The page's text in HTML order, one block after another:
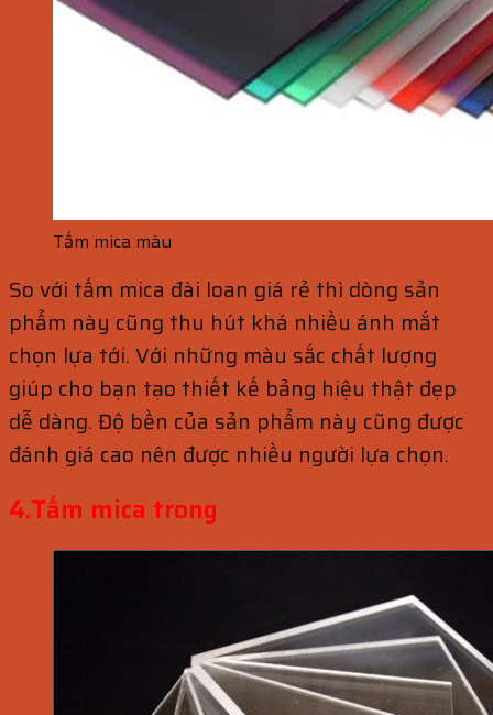
Tấm mica màu
So với tấm mica đài loan giá rẻ thì dòng sản
phẩm này cũng thu hút khá nhiều ánh mắt
chọn lựa tới. Với những màu sắc chất lượng
giúp cho bạn tạo thiết kế bảng hiệu thật đẹp
dễ dàng. Độ bền của sản phẩm này cũng được
đánh giá cao nên được nhiều người lựa chọn.
4.Tấm mica trong